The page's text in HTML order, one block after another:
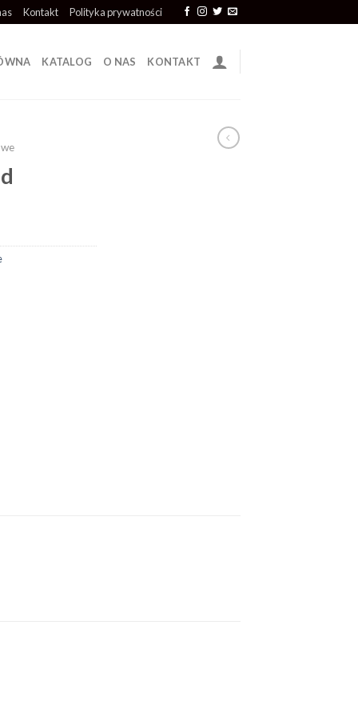
Kontakt Polityka prywatności
KATALOG O NAS KONTAKT